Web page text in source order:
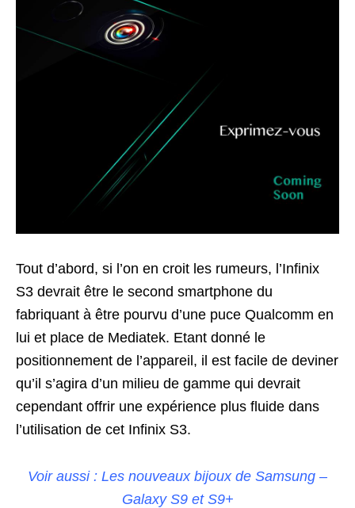
Tout d’abord, si l’on en croit les rumeurs, l’Infinix
S3 devrait être le second smartphone du
fabriquant à être pourvu d’une puce Qualcomm en
lui et place de Mediatek. Etant donné le
positionnement de l’appareil, il est facile de deviner
qu’il s’agira d’un milieu de gamme qui devrait
cependant offrir une expérience plus fluide dans
l’utilisation de cet Infinix S3.
Voir aussi : Les nouveaux bijoux de Samsung –
Galaxy S9 et S9+